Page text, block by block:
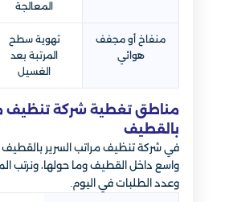
المعالجة
منفاخ أو مجفف
هوائي
تهوية سطح
المرتبة بعد
الغسيل
مناطق تغطية شركة تنظيف
بالقطيف
في شركة تنظيف مراتب السرير
واسع داخل القطيف وما حولها، ونرتب
وعدد الطلبات في اليوم.